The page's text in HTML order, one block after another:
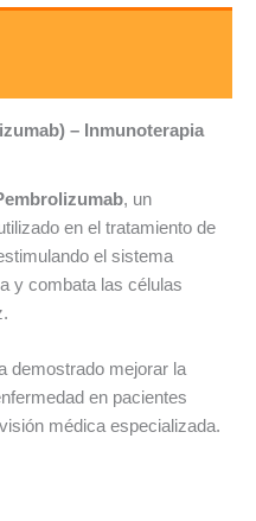
– Inmunoterapia
, un
en el tratamiento de
el sistema
y combata las células
demostrado mejorar la
en pacientes
médica especializada.